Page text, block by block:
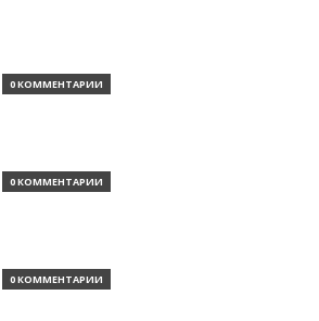
0 КОММЕНТАРИИ
0 КОММЕНТАРИИ
0 КОММЕНТАРИИ